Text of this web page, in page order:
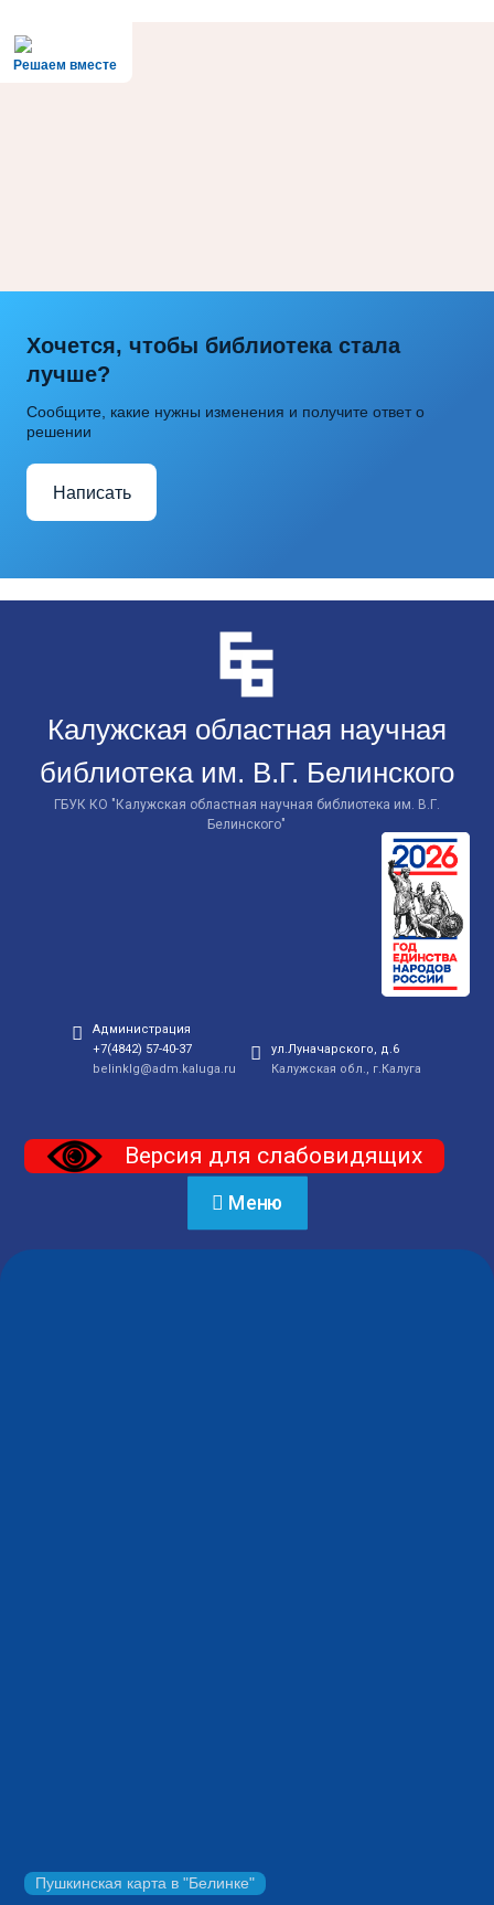
Решаем вместе
Хочется, чтобы библиотека стала
лучше?
Сообщите, какие нужны изменения и получите ответ о
решении
Написать
Калужская областная научная
библиотека им. В.Г. Белинского
ГБУК КО "Калужская областная научная библиотека им. В.Г.
Белинского"
Администрация
+7(4842) 57-40-37
belinklg@adm.kaluga.ru
ул.Луначарского, д.6
Калужская обл., г.Калуга
Версия для слабовидящих
Меню
Пушкинская карта в "Белинке"